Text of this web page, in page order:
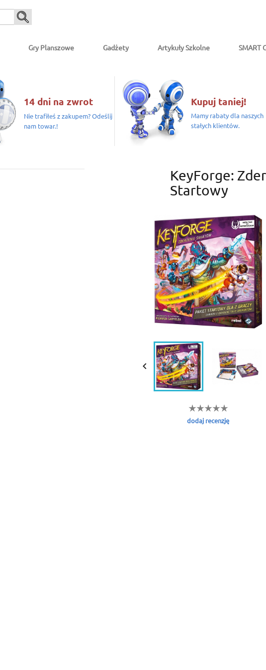
Gry Planszowe Gadżety Artykuły Szkolne SMART
14 dni na zwrot
Nie trafiłeś z zakupem? Odeślij
nam towar.!
Kupuj taniej!
Mamy rabaty dla naszych
stałych klientów.
KeyForge:
Startowy

dodaj recenzję